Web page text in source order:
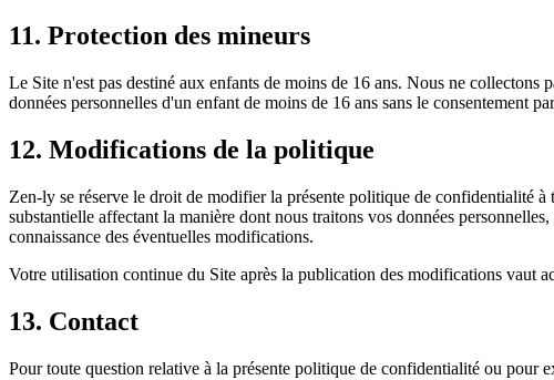
11. Protection des mineurs
Le Site n'est pas destiné aux enfants de moins de 16 ans. Nous ne collectons
données personnelles d'un enfant de moins de 16 ans sans le consentement
12. Modifications de la politique
Zen-ly se réserve le droit de modifier la présente politique de confidentialité
substantielle affectant la manière dont nous traitons vos données
connaissance des éventuelles modifications.
Votre utilisation continue du Site après la publication des modifications vaut
13. Contact
Pour toute question relative à la présente politique de confidentialité ou pour